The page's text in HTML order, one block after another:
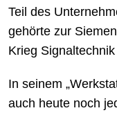
Teil des
gehörte zur
Krieg
In seinem
auch heute noch